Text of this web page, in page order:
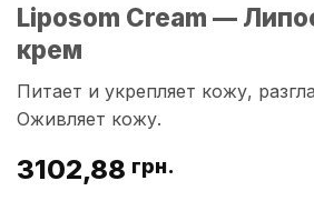
Liposom Cream —
крем
Питает и укрепляет кожу,
Оживляет кожу.
3102,88 грн.